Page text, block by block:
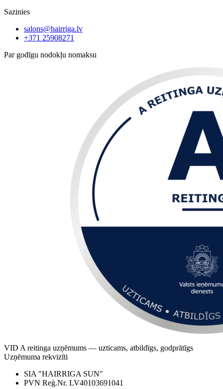
Sazinies
salons@hairriga.lv
+371 25908271
Par godīgu nodokļu nomaksu
VID A reitinga uzņēmums — uzticams, atbildīgs, godprātīgs
Uzņēmuma rekvizīti
SIA "HAIRRIGA SUN"
PVN Reģ.Nr. LV40103691041